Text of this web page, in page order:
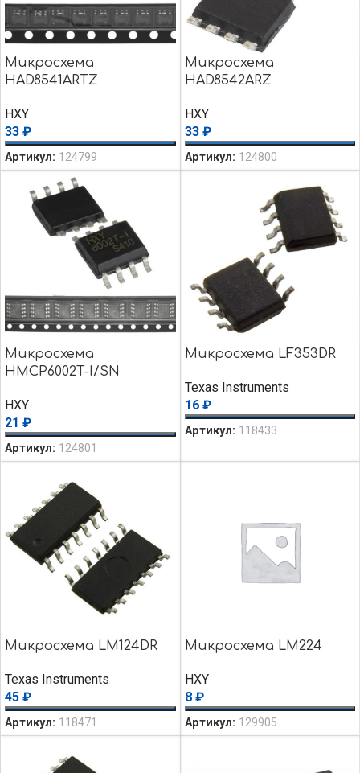
Микросхема
HAD8541ARTZ
HXY
33 ₽
Артикул: 124799
Микросхема
HAD8542ARZ
HXY
33 ₽
Артикул: 124800
Микросхема
HMCP6002T-I/SN
HXY
21 ₽
Артикул: 124801
Микросхема LF353DR
Texas Instruments
16 ₽
Артикул: 118433
Микросхема LM124DR
Texas Instruments
45 ₽
Артикул: 118471
Микросхема LM224
HXY
8 ₽
Артикул: 129905